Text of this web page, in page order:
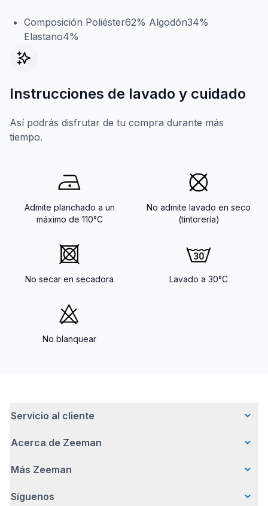
Composición Poliéster62% Algodón34%
Elastano4%
Instrucciones de lavado y cuidado
Así podrás disfrutar de tu compra durante más
tiempo.
Admite planchado a un
máximo de 110°C
No admite lavado en seco
(tintorería)
No secar en secadora Lavado a 30°C
No blanquear
Servicio al cliente
Preguntas frecuentes
Entrega
Devoluciones
Acerca de Zeeman
Quiénes somos
Cómo emprendemos de forma responsable
Más Zeeman
Promoción de body gratis
Síguenos